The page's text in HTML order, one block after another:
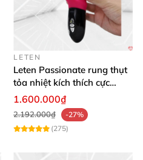
LETEN
Leten Passionate rung thụt
tỏa nhiệt kích thích cực
mạnh
1.600.000₫
2.192.000₫
-27%
(275)